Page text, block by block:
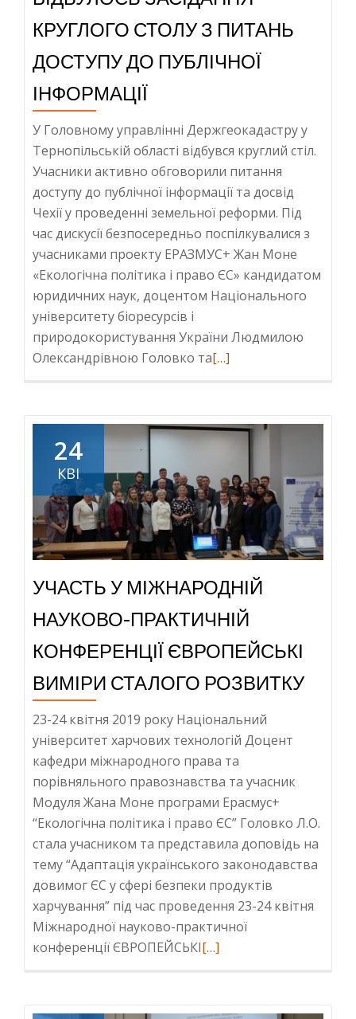
КРУГЛОГО СТОЛУ З ПИТАНЬ
ДОСТУПУ ДО ПУБЛІЧНОЇ
ІНФОРМАЦІЇ
У Головному управлінні Держгеокадастру у
Тернопільській області відбувся круглий стіл.
Учасники активно обговорили питання
доступу до публічної інформації та досвід
Чехії у проведенні земельної реформи. Під
час дискусії безпосередньо поспілкувалися з
учасниками проекту ЕРАЗМУС+ Жан Моне
«Екологічна політика і право ЄС» кандидатом
юридичних наук, доцентом Національного
університету біоресурсів і
природокористування України Людмилою
Олександрівною Головко таRead
управління
Тернопільській
області.
Відбулось
засідання
круглого
столу
з
питань
до
інформації
[…]
24
КВІ
УЧАСТЬ У МІЖНАРОДНІЙ
НАУКОВО-ПРАКТИЧНІЙ
КОНФЕРЕНЦІЇ ЄВРОПЕЙСЬКІ
ВИМІРИ СТАЛОГО РОЗВИТКУ
23-24 квітня 2019 року Національний
університет харчових технологій Доцент
кафедри міжнародного права та
порівняльного правознавства та учасник
Модуля Жана Моне програми Ерасмус+
“Екологічна політика і право ЄС” Головко Л.О.
стала учасником та представила доповідь на
тему “Адаптація українського законодавства
довимог ЄС у сфері безпеки продуктів
харчування” під час проведення 23-24 квітня
Міжнародної науково-практичної
конференції ЄВРОПЕЙСЬКІRead
[…]